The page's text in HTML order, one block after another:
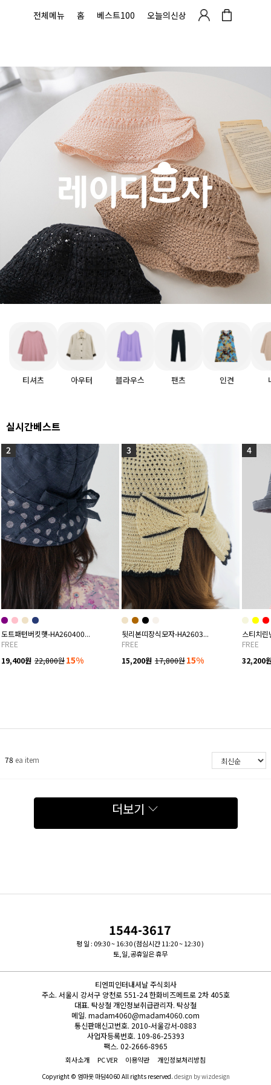
전체메뉴 홈 베스트100 오늘의신상
티셔츠 아우터 블라우스 팬츠 인견
실시간베스트
2
도트패턴버킷햇-HA260400...
FREE
19,400원 22,800원15%
3
뒷리본띠장식모자-HA2603...
FREE
15,200원 17,800원15%
4
스티치
FREE
32,200
78 ea item
더보기
1544-3617
평 일 : 09:30 ~ 16:30 (점심시간 11:20 ~ 12:30 )
토,일,공휴일은 휴무
티엔피인터내셔날 주식회사
주소. 서울시 강서구 양천로 551-24 한화비즈메트로 2차 405호
대표. 탁상철 개인정보취급관리자. 탁상철
메일. madam4060@madam4060.com
통신판매신고번호. 2010-서울강서-0883
사업자등록번호. 109-86-25393
팩스. 02-2666-8965
회사소개 PC VER 이용약관 개인정보처리방침
Copyright © 엄마옷 마담4060 All rights reserved. design by wizdesign